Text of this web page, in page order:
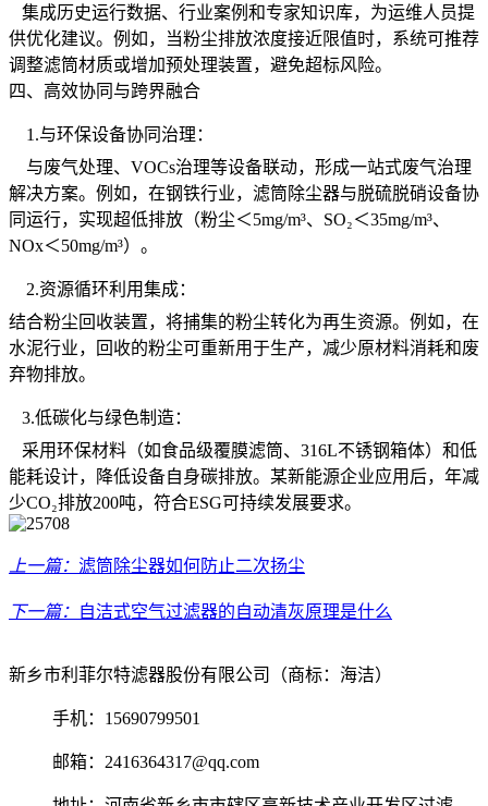
集成历史运行数据、行业案例和专家知识库，为运维人员提
供优化建议。例如，当粉尘排放浓度接近限值时，系统可推荐
调整滤筒材质或增加预处理装置，避免超标风险。
四、高效协同与跨界融合
1.与环保设备协同治理：
与废气处理、VOCs治理等设备联动，形成一站式废气治理
解决方案。例如，在钢铁行业，滤筒除尘器与脱硫脱硝设备协
同运行，实现超低排放（粉尘＜5mg/m³、SO₂＜35mg/m³、
NOx＜50mg/m³）。
2.资源循环利用集成：
结合粉尘回收装置，将捕集的粉尘转化为再生资源。例如，在
水泥行业，回收的粉尘可重新用于生产，减少原材料消耗和废
弃物排放。
3.低碳化与绿色制造：
采用环保材料（如食品级覆膜滤筒、316L不锈钢箱体）和低
能耗设计，降低设备自身碳排放。某新能源企业应用后，年减
少CO₂排放200吨，符合ESG可持续发展要求。
上一篇： 滤筒除尘器如何防止二次扬尘
下一篇： 自洁式空气过滤器的自动清灰原理是什么
新乡市利菲尔特滤器股份有限公司（商标：海洁）
手机：15690799501
邮箱：2416364317@qq.com